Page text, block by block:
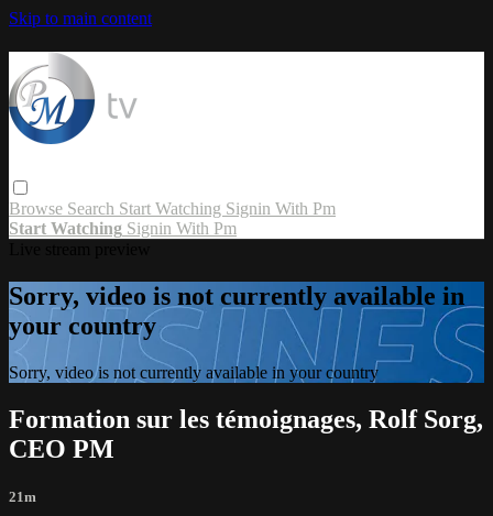
Skip to main content
Browse Search Start Watching Signin With Pm
Start Watching Signin With Pm
Sorry, video is not currently available in
your country
Sorry, video is not currently available in your country
Formation sur les témoignages, Rolf Sorg,
CEO PM
21m